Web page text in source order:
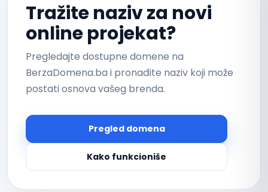
Tražite naziv za novi
online projekat?
Pregledajte dostupne domene na
BerzaDomena.ba i pronađite naziv koji može
postati osnova vašeg brenda.
Pregled domena
Kako funkcioniše